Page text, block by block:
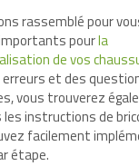
rassemblé pour
pourla
de vos
et des
vous trouverez
instructions de
facilement
étape.